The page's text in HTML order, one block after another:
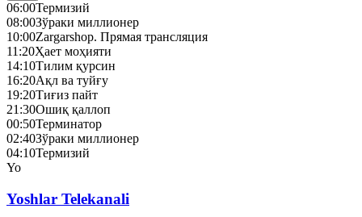
06:00Термизий
08:00Зўраки миллионер
10:00Zargarshop. Прямая трансляция
11:20Ҳает моҳияти
14:10Тилим қурсин
16:20Ақл ва туйғу
19:20Тиғиз пайт
21:30Ошиқ қаллоп
00:50Терминатор
02:40Зўраки миллионер
04:10Термизий
Yo
Yoshlar Telekanali